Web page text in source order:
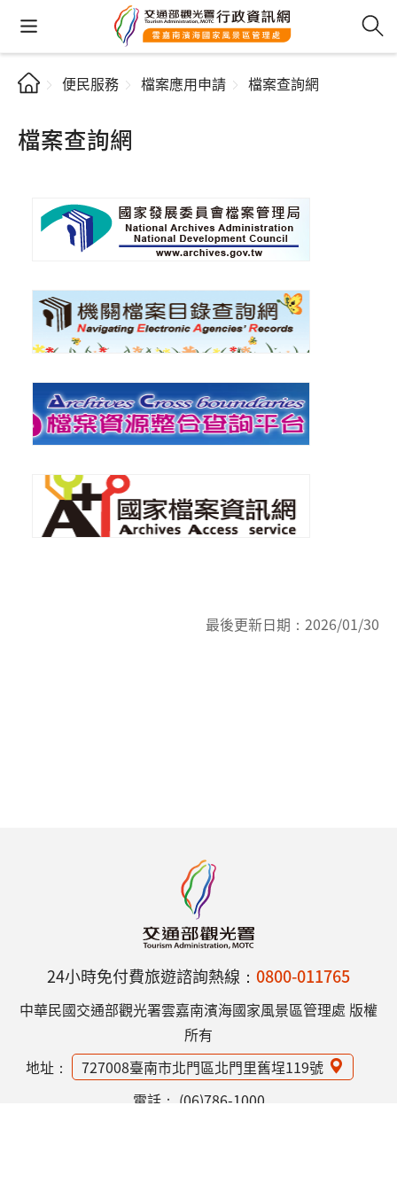
便民服務 檔案應用申請 檔案查詢網
檔案查詢網
最後更新日期： 2026/01/30
24小時免付費旅遊諮詢熱線： 0800-011765
中華民國交通部觀光署雲嘉南濱海國家風景區管理處 版權
所有
地址：
727008臺南市北門區北門里舊埕119號
電話： (06)786-1000